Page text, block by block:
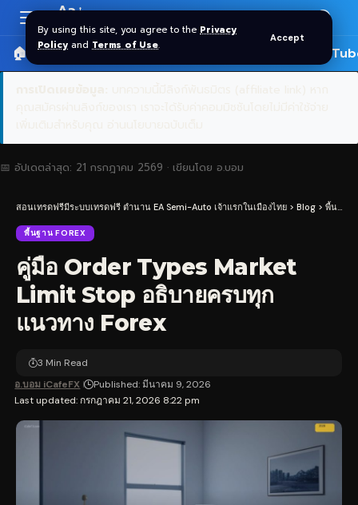
By using this site, you agree to the Privacy
Policy and Terms of Use.
Accept
Resizer
Aa
🏠 หน้าแรก ราคาทอง SPDR 🎬
📅 อัปเดตล่าสุด: 21 กรกฎาคม 2569 · เขียนโดย อ.บอม
สอนเทรดฟรีมีระบบเทรดฟรี ตำนาน EA Semi-Auto เจ้าแรกในเมืองไทย > Blog > พื้นฐาน Forex
พื้นฐาน FOREX
คู่มือ Order Types Market
Limit Stop อธิบายครบทุก
แนวทาง Forex
Last updated: กรกฎาคม 21, 2026 8:22 pm
อ.บอม iCafeFX Published: มีนาคม 9, 2026
3 Min Read